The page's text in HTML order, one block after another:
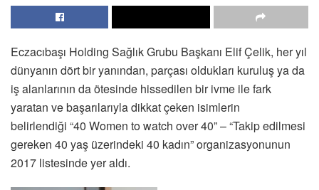
Eczacıbaşı Holding Sağlık Grubu Başkanı Elif Çelik, her yıl
dünyanın dört bir yanından, parçası oldukları kuruluş ya da
iş alanlarının da ötesinde hissedilen bir ivme ile fark
yaratan ve başarılarıyla dikkat çeken isimlerin
belirlendiği “40 Women to watch over 40” –“Takip edilmesi
gereken 40 yaş üzerindeki 40 kadın” organizasyonunun
2017 listesinde yer aldı.